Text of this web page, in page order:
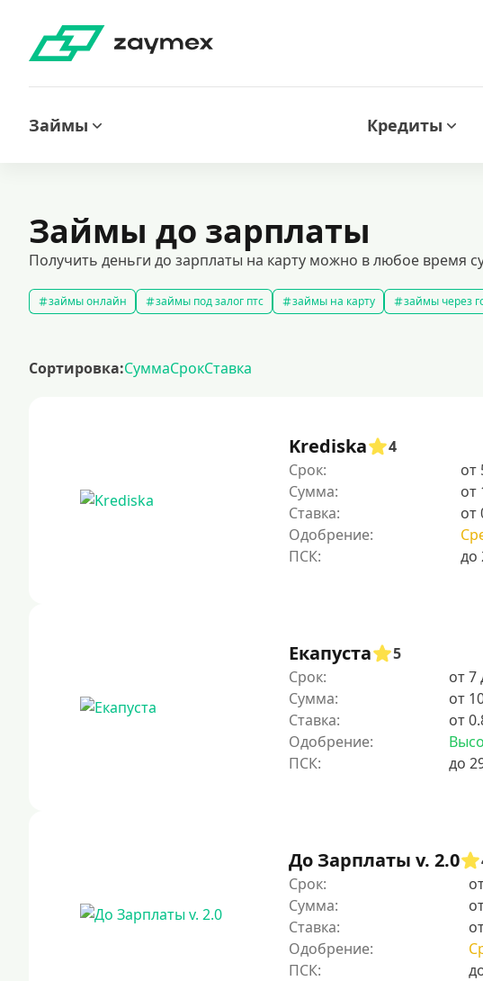
Займы Кредиты
Займы до зарплаты
Получить деньги до зарплаты на карту можно в любое время
займы онлайн займы под залог птс займы на карту займы через
Сортировка:СуммаСрокСтавка
Krediska
4
Срок:
от
Сумма:
от
Ставка:
от
Одобрение:
Екапуста
5
Срок:
от 7
Сумма:
от
Ставка:
от
Одобрение:
До Зарплаты v. 2.0
Срок:
Сумма:
Ставка:
Одобрение: